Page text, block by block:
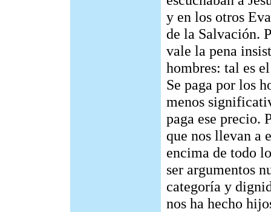
y en los otros
de la Salvación.
vale la pena
hombres: tal es
Se paga por los
menos
paga ese precio.
que nos llevan a
encima de todo
ser argumentos
categoría y
nos ha hecho